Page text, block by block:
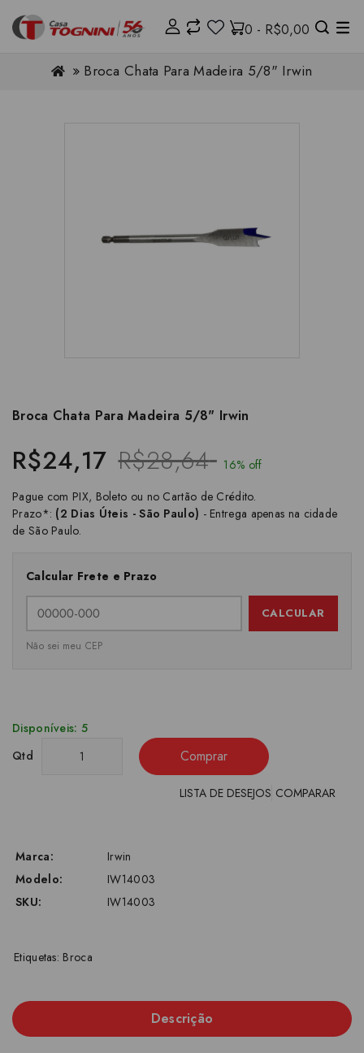
0 - R$0,00
Broca Chata Para Madeira 5/8" Irwin
Broca Chata Para Madeira 5/8" Irwin
R$24,17 R$28,64 16% off
Pague com PIX, Boleto ou no Cartão de Crédito.
Prazo*: (2 Dias Úteis - São Paulo) - Entrega apenas na cidade
de São Paulo.
Calcular Frete e Prazo
CALCULAR
Não sei meu CEP
Disponíveis: 5
Qtd
Comprar
LISTA DE DESEJOS COMPARAR
Marca:
Irwin
Modelo:
IW14003
SKU:
IW14003
Etiquetas: Broca
Descrição